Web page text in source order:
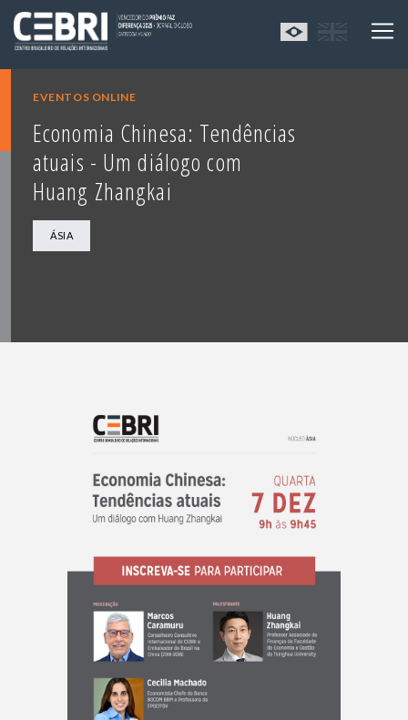
EVENTOS ONLINE
Economia Chinesa: Tendências
atuais - Um diálogo com
Huang Zhangkai
ÁSIA